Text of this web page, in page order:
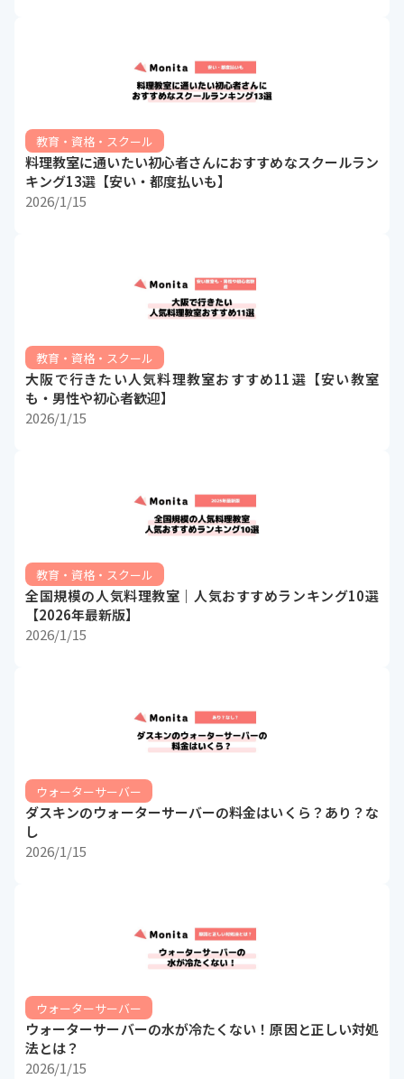
教育・資格・スクール
料理教室に通いたい初心者さんにおすすめなスクールラン
キング13選【安い・都度払いも】
2026/1/15
教育・資格・スクール
大阪で行きたい人気料理教室おすすめ11選【安い教室
も・男性や初心者歓迎】
2026/1/15
教育・資格・スクール
全国規模の人気料理教室｜人気おすすめランキング10選
【2026年最新版】
2026/1/15
ウォーターサーバー
ダスキンのウォーターサーバーの料金はいくら？あり？な
し
2026/1/15
ウォーターサーバー
ウォーターサーバーの水が冷たくない！原因と正しい対処
法とは？
2026/1/15